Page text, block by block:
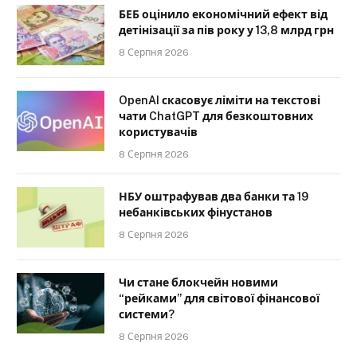
БЕБ оцінило економічний ефект від
детінізації за пів року у 13,8 млрд грн
8 Серпня 2026
OpenAI скасовує ліміти на текстові
чати ChatGPT для безкоштовних
користувачів
8 Серпня 2026
НБУ оштрафував два банки та 19
небанківських фінустанов
8 Серпня 2026
Чи стане блокчейн новими
“рейками” для світової фінансової
системи?
8 Серпня 2026